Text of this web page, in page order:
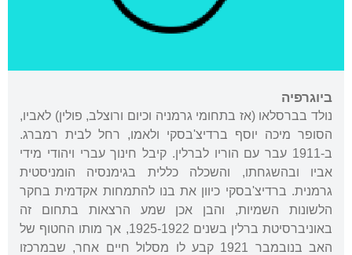
ביוגרפיה
נולד בברסלאו (אז בתחומי גרמניה וכיום ורוצלב, פולין) לאביו,
הסופר מיכה יוסף ברדיצ'בסקי ולאמו, רחל לבית רמברג.
ב-1911 עבר עם הוריו לברלין. קיבל חינוך עברי ויהודי מידי
אביו ובהשגחתו, והשכלה כללית בגימנסיה הומניסטית
גרמנית. ברדיצ'בסקי כיוון את בנו להתמחות אקדמית בחקר
הלשונות השמיות, והבן אכן שמע הרצאות בתחום זה
באוניברסיטת ברלין בשנים 1925-1922, אך מותו החטוף של
האב בנובמבר 1921 קבע לו מסלול חיים אחר, שבמרכזו